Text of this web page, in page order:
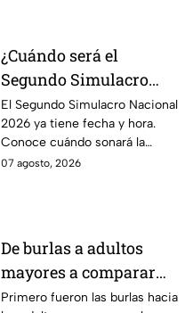
¿Cuándo será el
Segundo Simulacro
Nacional 2026? A esta
hora sonará la alerta
sísmica
El Segundo Simulacro Nacional
2026 ya tiene fecha y hora.
Conoce cuándo sonará la
alerta sísmica y qué ocurrirá
07 agosto, 2026
De burlas a adultos
mayores a comparar
Puebla con Palestina:
Primero fueron las burlas hacia